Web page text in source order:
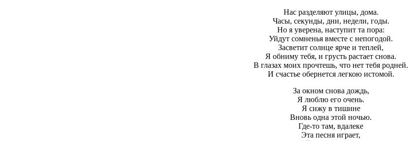
Нас разделяют улицы, дома.
Часы, секунды, дни, недели, годы.
Но я уверена, наступит та пора:
Уйдут сомненья вместе с непогодой.
Засветит солнце ярче и теплей,
Я обниму тебя, и грусть растает снова.
В глазах моих прочтешь, что нет тебя родней.
И счастье обернется легкою истомой.
За окном снова дождь,
Я люблю его очень.
Я сижу в тишине
Вновь одна этой ночью.
Где-то там, вдалеке
Эта песня играет,